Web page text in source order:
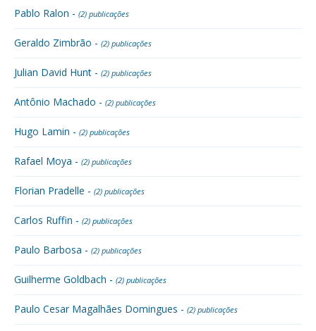
Pablo Ralon - (2) publicações
Geraldo Zimbrão - (2) publicações
Julian David Hunt - (2) publicações
Antônio Machado - (2) publicações
Hugo Lamin - (2) publicações
Rafael Moya - (2) publicações
Florian Pradelle - (2) publicações
Carlos Ruffin - (2) publicações
Paulo Barbosa - (2) publicações
Guilherme Goldbach - (2) publicações
Paulo Cesar Magalhães Domingues - (2) publicações